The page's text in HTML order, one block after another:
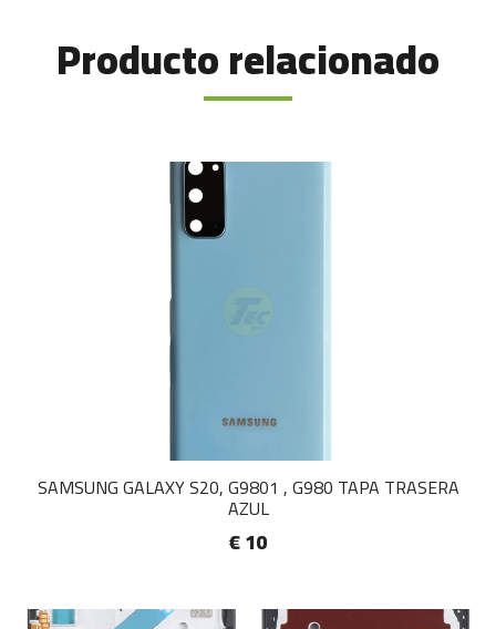
Producto relacionado
SAMSUNG GALAXY S20, G9801 , G980 TAPA TRASERA
AZUL
€ 10